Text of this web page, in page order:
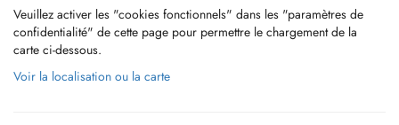
Veuillez activer les "cookies fonctionnels" dans les "paramètres de
confidentialité" de cette page pour permettre le chargement de la
carte ci-dessous.
Voir la localisation ou la carte